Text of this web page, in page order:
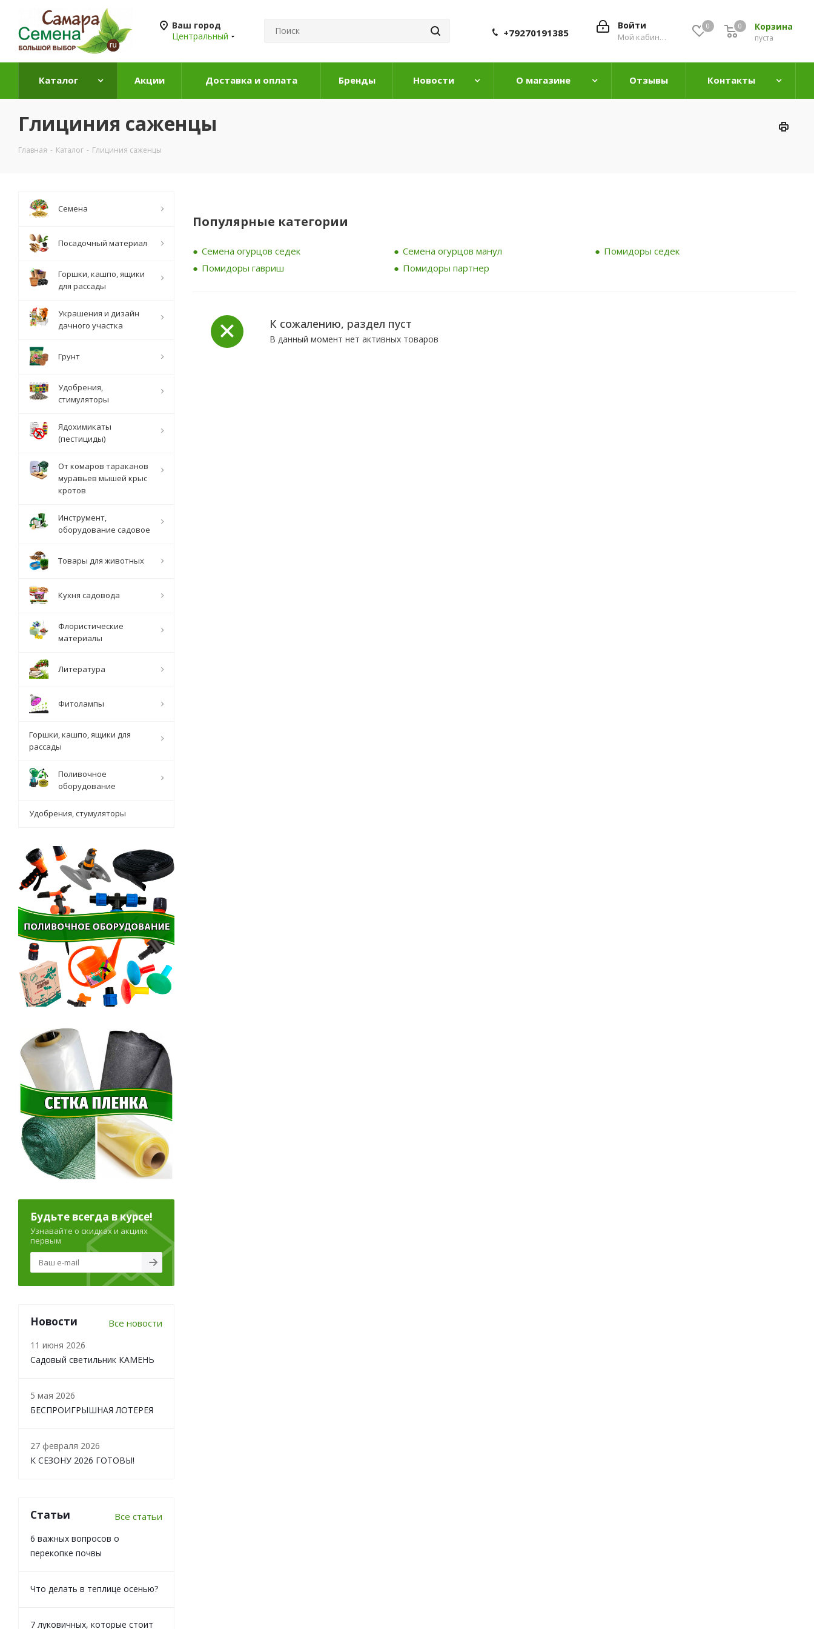
Ваш город
Центральный
0 Корзина
0
пуста
0
Войти
Мой кабинет
+79270191385
Каталог Акции Доставка и оплата Бренды Новости О магазине Отзывы Контакты
Глициния саженцы
Главная - Каталог - Глициния саженцы
Популярные категории
Семена огурцов седек Семена огурцов манул
Помидоры седек
Помидоры гавриш
Помидоры партнер
К сожалению, раздел пуст
В данный момент нет активных товаров
Семена
Посадочный материал
Горшки, кашпо, ящики
для рассады
Украшения и дизайн
дачного участка
Грунт
Удобрения,
стимуляторы
Ядохимикаты
(пестициды)
От комаров тараканов
муравьев мышей крыс
кротов
Инструмент,
оборудование садовое
Товары для животных
Кухня садовода
Флористические
материалы
Литература
Фитолампы
Горшки, кашпо, ящики для
рассады
Поливочное
оборудование
Удобрения, стумуляторы
Будьте всегда в курсе!
Узнавайте о скидках и акциях
первым
Новости Все новости
11 июня 2026
Садовый светильник КАМЕНЬ
5 мая 2026
БЕСПРОИГРЫШНАЯ ЛОТЕРЕЯ
27 февраля 2026
К СЕЗОНУ 2026 ГОТОВЫ!
Статьи Все статьи
6 важных вопросов о
перекопке почвы
Что делать в теплице осенью?
7 луковичных, которые стоит